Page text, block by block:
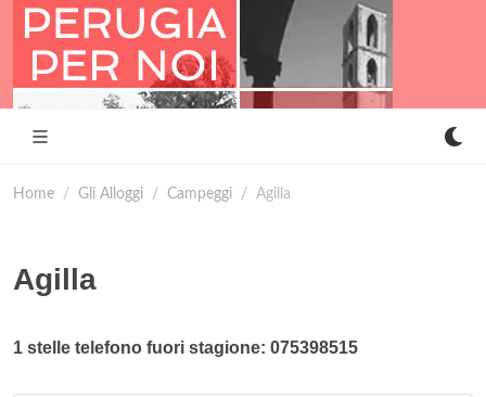
Home Gli Alloggi Campeggi Agilla
Agilla
1 stelle telefono fuori stagione: 075398515